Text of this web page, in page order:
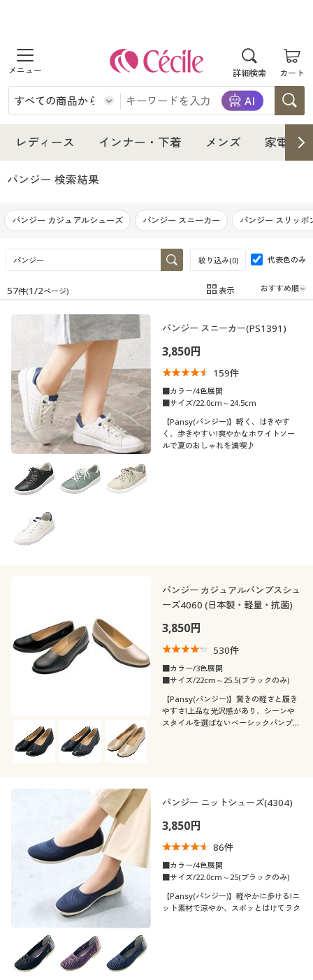
詳細検索 カート
商品を探す
レディース
レディースファッション
女性下着
インナー・下着
インナー・下着通販すべて
女性下着
メンズ下着
ジュニア・ティーンズ下着
メンズ
メンズ通販すべて
メンズファッション
メンズ下着
家電・雑貨
家電・雑貨すべて
家電
キッチン・雑貨・日用品
寝具・インテリア・家具
寝具・インテリア・家具通販すべて
家具・収納
寝具・ベッド
カーテン・ラグ・ファブリック
美容・健康
美容・健康通販すべて
美容・健康・サプリメント
制服・スクール
制服・スクールすべて
制服・学生服
ジュニア・ティーンズ下着
大きいサイズ
大きいサイズ通販すべて
大きいサイズ レディース服
大きいサイズ レディース下着
大きいサイズ メンズ
バーゲン
バーゲンセール
シークレットセール
詳細検索
商品カテゴリ一覧
カタログ
カタログ無料プレゼント
会員メニュー
閲覧履歴
ご利用ガイド
よくある質問とお問い合わせ
レディース インナー・下着 メンズ 家電・
パンジー 検索結果
パンジー カジュアルシューズ パンジー スニーカー パンジー スリッポ
絞り込み(0) 代表色のみ
在庫 在庫のある商品のみ表示
口コミ
(4〜4.9)
(3〜3.9)
レディースサ
イズ
S M
靴・靴下サイ
ズ
で絞り込む
チェック 迷彩・カモフラ柄
スリット
素材
レザー
レース
ツイード ナイロン
機能・特徴
抗菌防臭
ウォッシャブル(洗
える)
撥水
ＵＶカット・紫外線
対策
シーン
オフィス フォーマル
テイスト
カジュアル ベーシック
フェミニン
着用感
タイト
年代
20代
シーズン
57件(1/2ページ) 表示
パンジー スニーカー(PS1391)
3,850円
159件
■カラー/4色展開
■サイズ/22.0cm～24.5cm
【Pansy(パンジー)】軽く、はきやす
く、歩きやすい!爽やかなホワイトソー
ルで夏のおしゃれを満喫♪
パンジー カジュアルパンプスシュ
ーズ4060 (日本製・軽量・抗菌)
3,850円
530件
■カラー/3色展開
■サイズ/22cm～25.5(ブラックのみ)
【Pansy(パンジー)】驚きの軽さと履き
やすさ!上品な光沢感があり、シーンや
スタイルを選ばないベーシックパンプ
パンジー ニットシューズ(4304)
3,850円
86件
■カラー/4色展開
■サイズ/22.0cm～25(ブラックのみ)
【Pansy(パンジー)】軽やかに歩ける!ニ
ット素材で涼やか、スポッとはけてラク